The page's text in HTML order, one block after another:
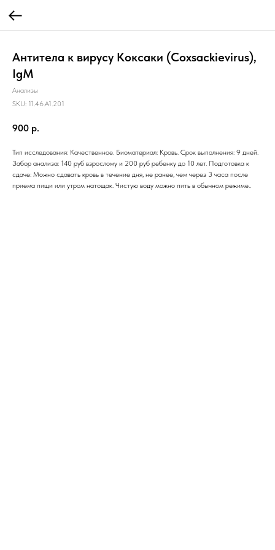
Антитела к вирусу Коксаки (Coxsackievirus),
IgM
Анализы
SKU: 11.46.A1.201
900 р.
Тип исследования: Качественное. Биоматериал: Кровь. Срок выполнения: 9 дней.
Забор анализа: 140 руб взрослому и 200 руб ребенку до 10 лет. Подготовка к
сдаче: Можно сдавать кровь в течение дня, не ранее, чем через 3 часа после
приема пищи или утром натощак. Чистую воду можно пить в обычном режиме..